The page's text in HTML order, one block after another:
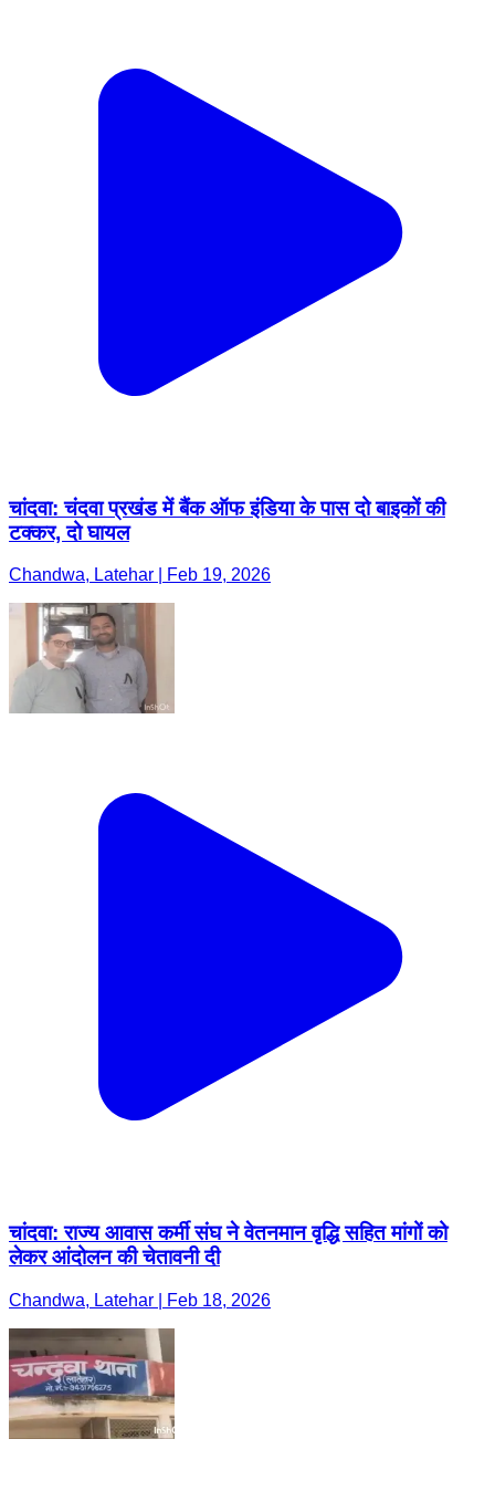
चांदवा: चंदवा प्रखंड में बैंक ऑफ इंडिया के पास दो बाइकों की
टक्कर, दो घायल
Chandwa, Latehar | Feb 19, 2026
चांदवा: राज्य आवास कर्मी संघ ने वेतनमान वृद्धि सहित मांगों को
लेकर आंदोलन की चेतावनी दी
Chandwa, Latehar | Feb 18, 2026